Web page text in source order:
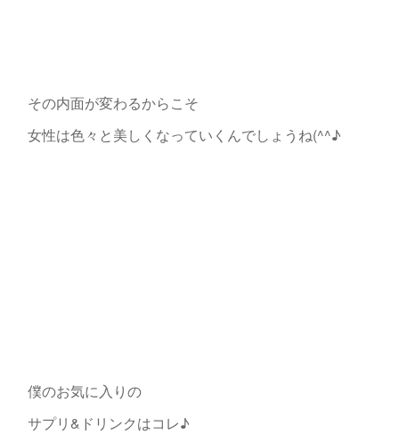
その内面が変わるからこそ
女性は色々と美しくなっていくんでしょうね(^^♪
僕のお気に入りの
サプリ&ドリンクはコレ♪